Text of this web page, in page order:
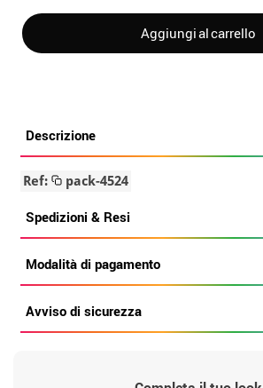
Aggiungi al carrello
Descrizione
Ref: pack-4524
Spedizioni & Resi
Modalità di pagamento
Avviso di sicurezza